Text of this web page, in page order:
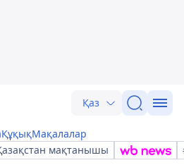
Қаз
ҚұқықМақалалар
мақтанышы